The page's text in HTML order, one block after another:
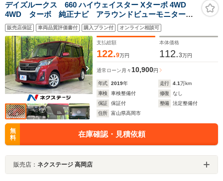
デイズルークス 660 ハイウェイスター Xターボ 4WD
4WD ターボ 純正ナビ アラウンドビューモニター
インテリジェントエマージェンシーブレーキ パワース
ライドドア LEDヘッドライト オートマチックハイビ
ーム シートヒーター ドラレコ フルセグ
販売店保証 車両品質評価書付 購入プラン付 オンライン相談可
支払総額
122.9万円
本体価格
112.3万円
通常ローン 月々 10,900円
年式 2019年 走行 4.1万km
車検
車検整備付 修復
なし
保証
保証付 整備
法定整備付
住所
富山県高岡市
無
料
在庫確認・見積依頼
販売店： ネクステージ 高岡店